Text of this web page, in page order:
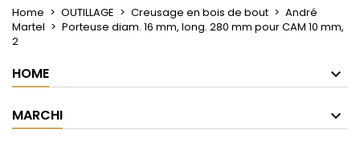
Home OUTILLAGE Creusage en bois de bout
André
Martel
Porteuse diam. 16 mm, long. 280 mm pour CAM 10 mm,
2
HOME
MARCHI